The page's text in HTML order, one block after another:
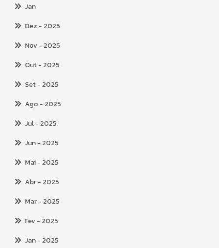
Jan
Dez - 2025
Nov- 2025
Out- 2025
Set- 2025
Ago - 2025
Jul- 2025
Jun- 2025
Mai- 2025
Abr- 2025
Mar- 2025
Fev- 2025
Jan- 2025